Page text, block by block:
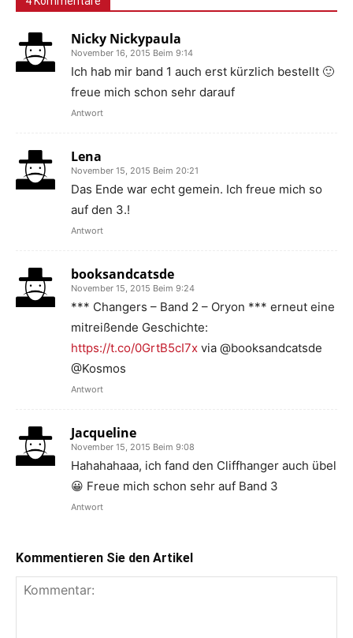
Nicky Nickypaula
November 16, 2015 Beim 9:14
Ich hab mir band 1 auch erst kürzlich bestellt 🙂
freue mich schon sehr darauf
Antwort
Lena
November 15, 2015 Beim 20:21
Das Ende war echt gemein. Ich freue mich so
auf den 3.!
Antwort
booksandcatsde
November 15, 2015 Beim 9:24
*** Changers – Band 2 – Oryon *** erneut eine
mitreißende Geschichte:
https://t.co/0GrtB5cI7x via @booksandcatsde
@Kosmos
Antwort
Jacqueline
November 15, 2015 Beim 9:08
Hahahahaaa, ich fand den Cliffhanger auch übel
😀 Freue mich schon sehr auf Band 3
Antwort
Kommentieren Sie den Artikel